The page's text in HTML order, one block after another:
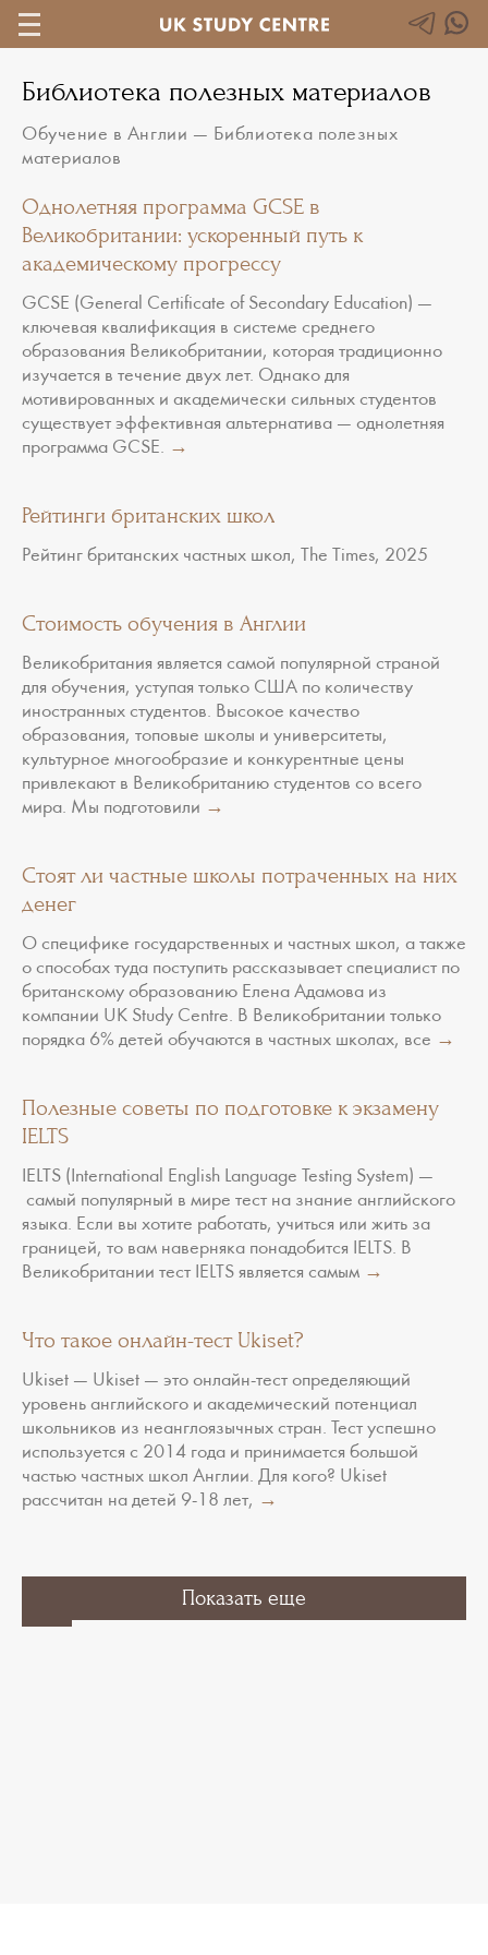
Библиотека полезных материалов
Обучение в Англии — Библиотека полезных
материалов
Однолетняя программа GCSE в
Великобритании: ускоренный путь к
академическому прогрессу
GCSE (General Certificate of Secondary Education) —
ключевая квалификация в системе среднего
образования Великобритании, которая традиционно
изучается в течение двух лет. Однако для
мотивированных и академически сильных студентов
существует эффективная альтернатива — однолетняя
программа GCSE. →
Рейтинги британских школ
Рейтинг британских частных школ, The Times, 2025
Стоимость обучения в Англии
Великобритания является самой популярной страной
для обучения, уступая только США по количеству
иностранных студентов. Высокое качество
образования, топовые школы и университеты,
культурное многообразие и конкурентные цены
привлекают в Великобританию студентов со всего
мира. Мы подготовили →
Стоят ли частные школы потраченных на них
денег
О специфике государственных и частных школ, а также
о способах туда поступить рассказывает специалист по
британскому образованию Елена Адамова из
компании UK Study Centre. В Великобритании только
порядка 6% детей обучаются в частных школах, все →
Полезные советы по подготовке к экзамену
IELTS
IELTS (International English Language Testing System) —
самый популярный в мире тест на знание английского
языка. Если вы хотите работать, учиться или жить за
границей, то вам наверняка понадобится IELTS. В
Великобритании тест IELTS является самым →
Что такое онлайн-тест Ukiset?
Ukiset — Ukiset — это онлайн-тест определяющий
уровень английского и академический потенциал
школьников из неанглоязычных стран. Тест успешно
используется с 2014 года и принимается большой
частью частных школ Англии. Для кого? Ukiset
рассчитан на детей 9-18 лет, →
7
Показать еще